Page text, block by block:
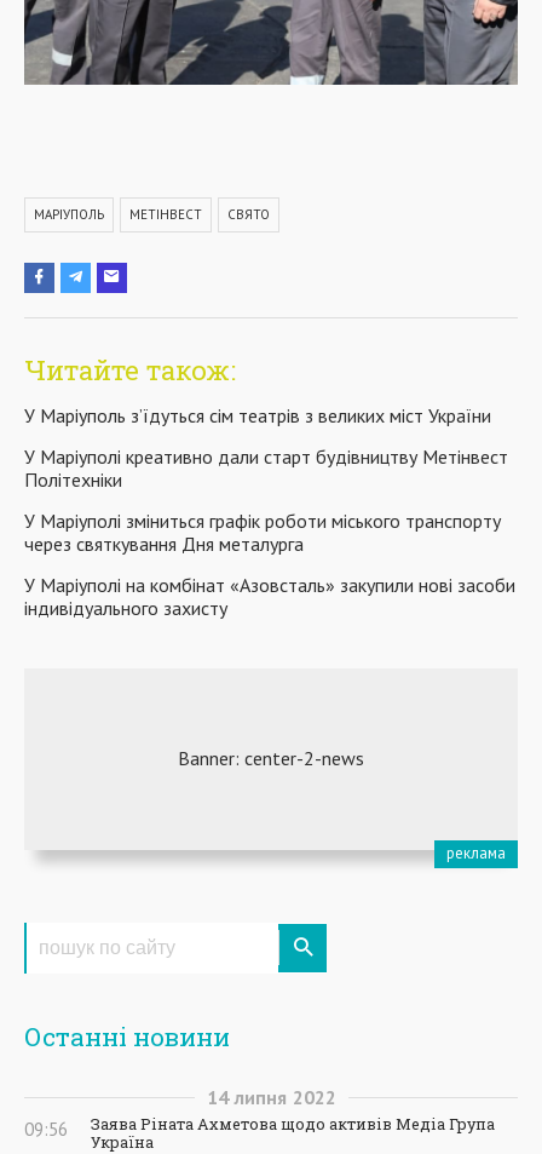
МАРІУПОЛЬ МЕТІНВЕСТ СВЯТО
Читайте також:
У Маріуполь з’їдуться сім театрів з великих міст України
У Маріуполі креативно дали старт будівництву Метінвест
Політехніки
У Маріуполі зміниться графік роботи міського транспорту
через святкування Дня металурга
У Маріуполі на комбінат «Азовсталь» закупили нові засоби
індивідуального захисту
Останні новини
14 липня 2022
09:56
Заява Ріната Ахметова щодо активів Медіа Група
Україна